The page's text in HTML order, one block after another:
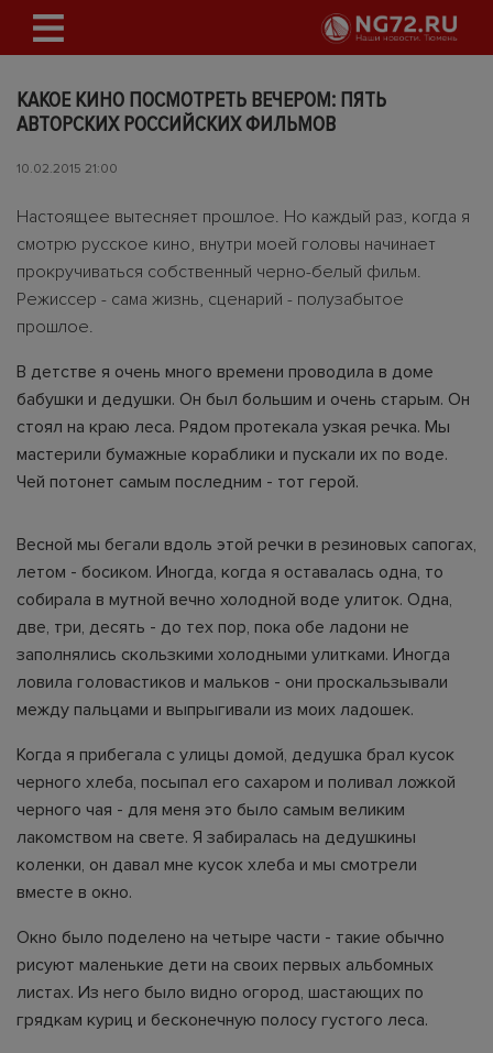
КАКОЕ КИНО ПОСМОТРЕТЬ ВЕЧЕРОМ: ПЯТЬ
АВТОРСКИХ РОССИЙСКИХ ФИЛЬМОВ
10.02.2015 21:00
Настоящее вытесняет прошлое. Но каждый раз, когда я
смотрю русское кино, внутри моей головы начинает
прокручиваться собственный черно-белый фильм.
Режиссер - сама жизнь, сценарий - полузабытое
прошлое.
В детстве я очень много времени проводила в доме
бабушки и дедушки. Он был большим и очень старым. Он
стоял на краю леса. Рядом протекала узкая речка. Мы
мастерили бумажные кораблики и пускали их по воде.
Чей потонет самым последним - тот герой.
Весной мы бегали вдоль этой речки в резиновых сапогах,
летом - босиком. Иногда, когда я оставалась одна, то
собирала в мутной вечно холодной воде улиток. Одна,
две, три, десять - до тех пор, пока обе ладони не
заполнялись скользкими холодными улитками. Иногда
ловила головастиков и мальков - они проскальзывали
между пальцами и выпрыгивали из моих ладошек.
Когда я прибегала с улицы домой, дедушка брал кусок
черного хлеба, посыпал его сахаром и поливал ложкой
черного чая - для меня это было самым великим
лакомством на свете. Я забиралась на дедушкины
коленки, он давал мне кусок хлеба и мы смотрели
вместе в окно.
Окно было поделено на четыре части - такие обычно
рисуют маленькие дети на своих первых альбомных
листах. Из него было видно огород, шастающих по
грядкам куриц и бесконечную полосу густого леса.